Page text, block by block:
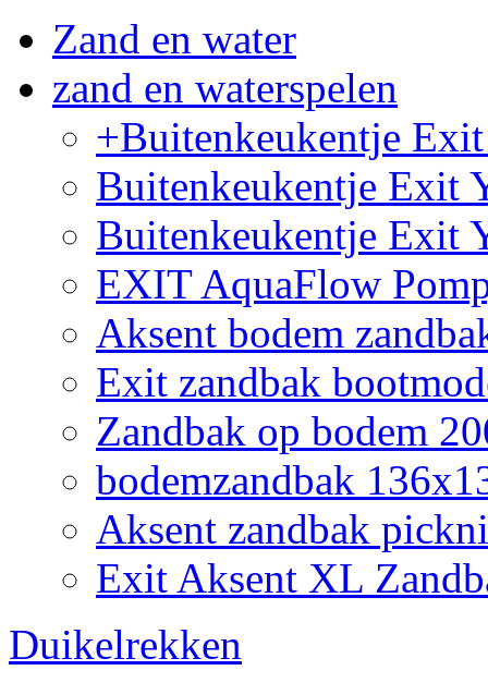
Zand en water
zand en waterspelen
+Buitenkeukentje
Buitenkeukentje Exit
Buitenkeukentje Exit
EXIT AquaFlow
Aksent bodem
Exit zandbak
Zandbak op bodem
bodemzandbak
Aksent zandbak
Exit Aksent XL
Duikelrekken